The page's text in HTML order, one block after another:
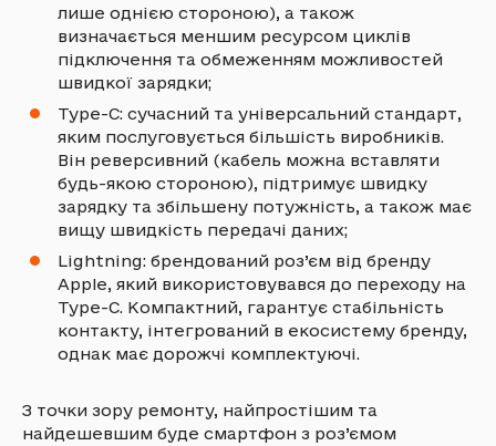
лише однією стороною), а також
визначається меншим ресурсом циклів
підключення та обмеженням можливостей
швидкої зарядки;
Type-C: сучасний та універсальний стандарт,
яким послуговується більшість виробників.
Він реверсивний (кабель можна вставляти
будь-якою стороною), підтримує швидку
зарядку та збільшену потужність, а також має
вищу швидкість передачі даних;
Lightning: брендований роз’єм від бренду
Apple, який використовувався до переходу на
Type-C. Компактний, гарантує стабільність
контакту, інтегрований в екосистему бренду,
однак має дорожчі комплектуючі.
З точки зору ремонту, найпростішим та
найдешевшим буде смартфон з роз’ємом